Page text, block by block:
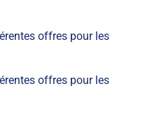
offres pour les
offres pour les